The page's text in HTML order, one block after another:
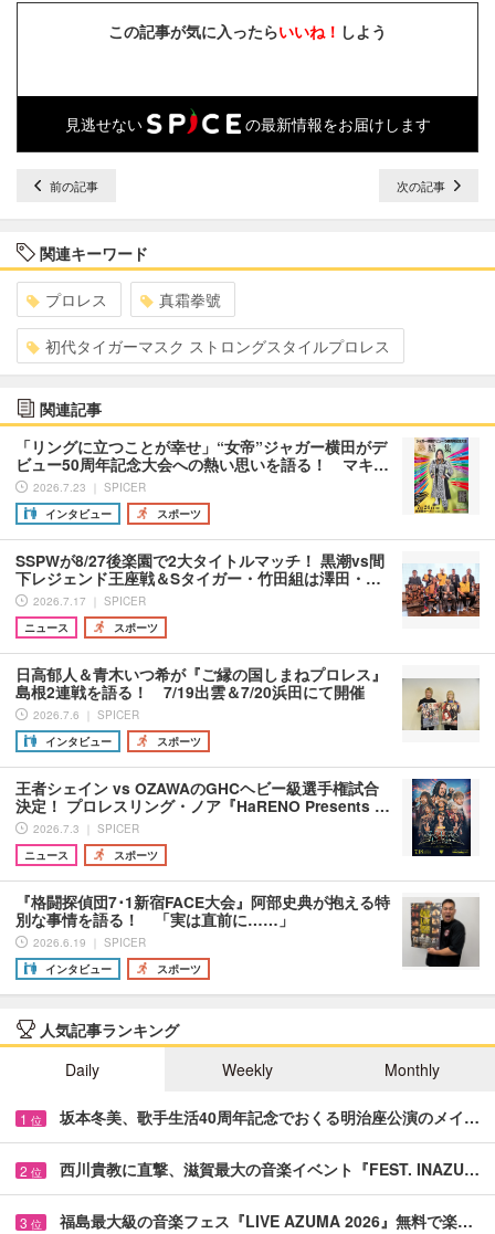
この記事が気に入ったらいいね！ しよう
見逃せない の最新情報をお届けします
前の記事 次の記事
関連キーワード
プロレス 真霜拳號
初代タイガーマスク ストロングスタイルプロレス
関連記事
「リングに立つことが幸せ」“女帝”ジャガー横田がデ
ビュー50周年記念大会への熱い思いを語る！ マキ…
2026.7.23 ｜ SPICER
インタビュー
スポーツ
SSPWが8/27後楽園で2大タイトルマッチ！ 黒潮vs間
下レジェンド王座戦＆Sタイガー・竹田組は澤田・…
2026.7.17 ｜ SPICER
ニュース
スポーツ
日高郁人＆青木いつ希が『ご縁の国しまねプロレス』
島根2連戦を語る！ 7/19出雲＆7/20浜田にて開催
2026.7.6 ｜ SPICER
インタビュー
スポーツ
王者シェイン vs OZAWAのGHCヘビー級選手権試合
決定！ プロレスリング・ノア『HaRENO Presents …
2026.7.3 ｜ SPICER
ニュース
スポーツ
『格闘探偵団7･1新宿FACE大会』阿部史典が抱える特
別な事情を語る！ 「実は直前に……」
2026.6.19 ｜ SPICER
インタビュー
スポーツ
人気記事ランキング
Daily
Weekly Monthly
1 位 坂本冬美、歌手生活40周年記念でおくる明治座公演のメイ…
2 位 西川貴教に直撃、滋賀最大の音楽イベント『FEST. INAZU…
3 位 福島最大級の音楽フェス『LIVE AZUMA 2026』無料で楽…